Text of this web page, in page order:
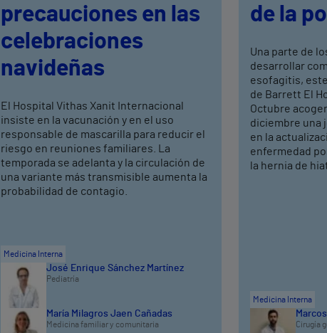
precauciones en las
celebraciones
navideñas
El Hospital Vithas Xanit Internacional
insiste en la vacunación y en el uso
responsable de mascarilla para reducir el
riesgo en reuniones familiares. La
temporada se adelanta y la circulación de
una variante más transmisible aumenta la
probabilidad de contagio.
Medicina Interna
José Enrique Sánchez Martínez
Pediatría
María Milagros Jaen Cañadas
Medicina familiar y comunitaria
de la
Una parte de
desarrollar
esofagitis,
de Barrett El
Octubre
diciembre una
en la
enfermedad
la hernia de
Medicina Interna
Cirugía